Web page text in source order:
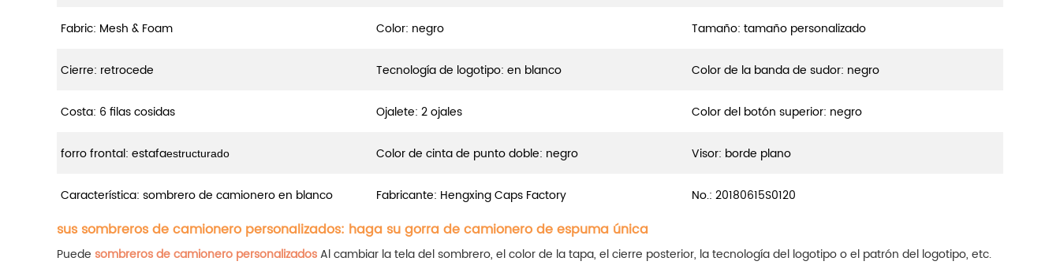
Fabric: Mesh & Foam Color: negro Tamaño: tamaño personalizado
Cierre: retrocede Tecnología de logotipo: en blanco Color de la banda de sudor: negro
Costa: 6 filas cosidas Ojalete: 2 ojales Color del botón superior: negro
forro frontal: estafaestructurado Color de cinta de punto doble: negro Visor: borde plano
Característica: sombrero de camionero en blanco Fabricante: Hengxing Caps Factory No.: 20180615S0120
sus sombreros de camionero personalizados: haga su gorra de camionero de espuma única
Puede sombreros de camionero personalizadosAl cambiar la tela del sombrero, el color de la tapa, el cierre posterior, la tecnología del logotipo o el patrón del logotipo, etc.